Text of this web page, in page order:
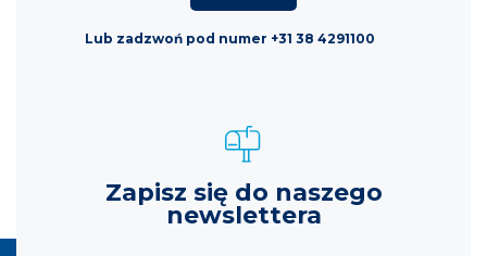
Lub zadzwoń pod numer +31 38 4291100
Zapisz się do naszego
newslettera